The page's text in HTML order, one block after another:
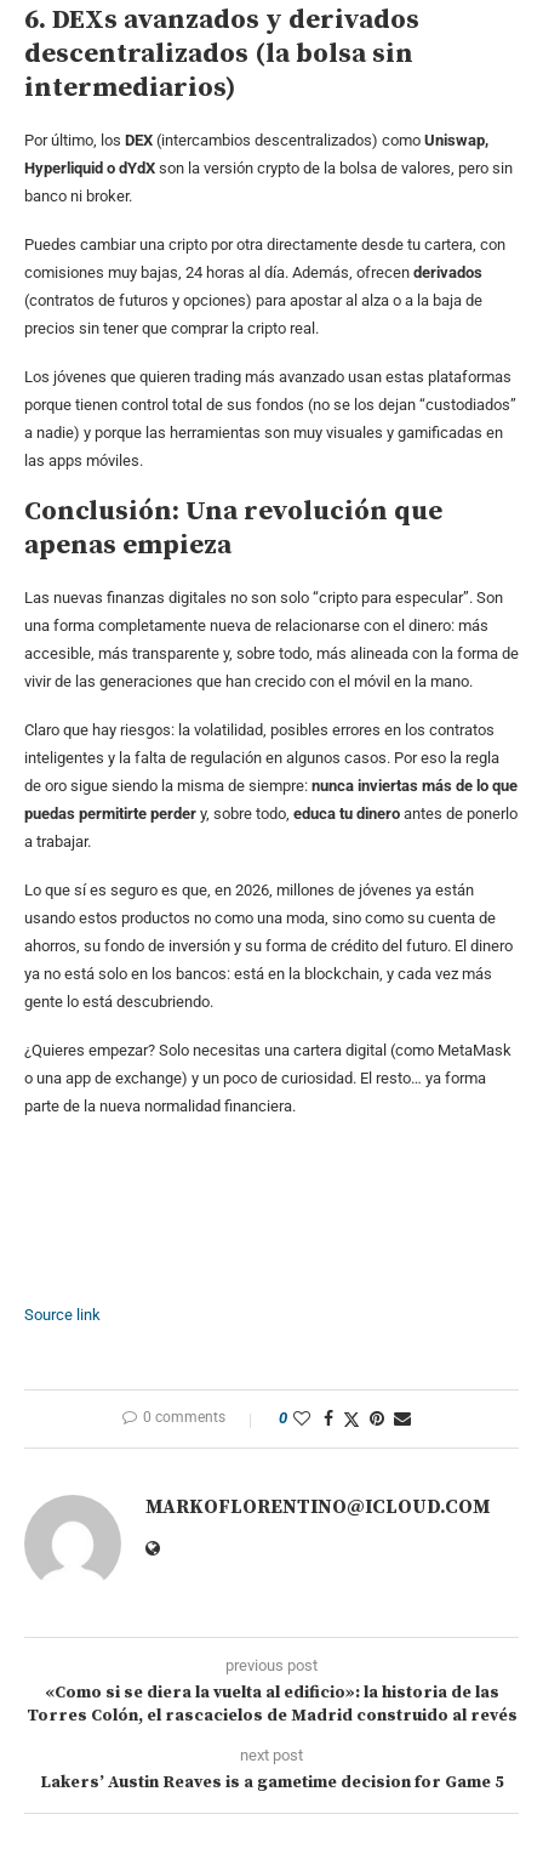
6. DEXs avanzados y derivados
descentralizados (la bolsa sin
intermediarios)
Por último, los DEX (intercambios descentralizados) como Uniswap,
Hyperliquid o dYdX son la versión crypto de la bolsa de valores, pero sin
banco ni broker.
Puedes cambiar una cripto por otra directamente desde tu cartera, con
comisiones muy bajas, 24 horas al día. Además, ofrecen derivados
(contratos de futuros y opciones) para apostar al alza o a la baja de
precios sin tener que comprar la cripto real.
Los jóvenes que quieren trading más avanzado usan estas plataformas
porque tienen control total de sus fondos (no se los dejan “custodiados”
a nadie) y porque las herramientas son muy visuales y gamificadas en
las apps móviles.
Conclusión: Una revolución que
apenas empieza
Las nuevas finanzas digitales no son solo “cripto para especular”. Son
una forma completamente nueva de relacionarse con el dinero: más
accesible, más transparente y, sobre todo, más alineada con la forma de
vivir de las generaciones que han crecido con el móvil en la mano.
Claro que hay riesgos: la volatilidad, posibles errores en los contratos
inteligentes y la falta de regulación en algunos casos. Por eso la regla
de oro sigue siendo la misma de siempre: nunca inviertas más de lo que
puedas permitirte perder y, sobre todo, educa tu dinero antes de ponerlo
a trabajar.
Lo que sí es seguro es que, en 2026, millones de jóvenes ya están
usando estos productos no como una moda, sino como su cuenta de
ahorros, su fondo de inversión y su forma de crédito del futuro. El dinero
ya no está solo en los bancos: está en la blockchain, y cada vez más
gente lo está descubriendo.
¿Quieres empezar? Solo necesitas una cartera digital (como MetaMask
o una app de exchange) y un poco de curiosidad. El resto… ya forma
parte de la nueva normalidad financiera.
Source link
0 comments 0
MARKOFLORENTINO@ICLOUD.COM
previous post
«Como si se diera la vuelta al edificio»: la historia de las
Torres Colón, el rascacielos de Madrid construido al revés
next post
Lakers’ Austin Reaves is a gametime decision for Game 5